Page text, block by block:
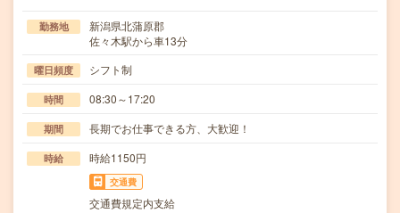
勤務地
新潟県北蒲原郡
佐々木駅から車13分
曜日頻度 シフト制
時間 08:30～17:20
期間 長期でお仕事できる方、大歓迎！
時給 時給1150円
交通費
交通費規定内支給